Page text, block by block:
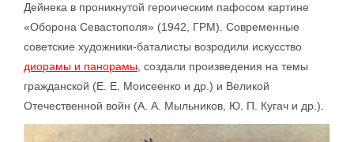
Дейнека в проникнутой героическим пафосом картине
«Оборона Севастополя» (1942, ГРМ). Современные
советские художники-баталисты возродили искусство
диорамы и панорамы , создали произведения на темы
гражданской (Е. Е. Моисеенко и др.) и Великой
Отечественной войн (А. А. Мыльников, Ю. П. Кугач и др.).